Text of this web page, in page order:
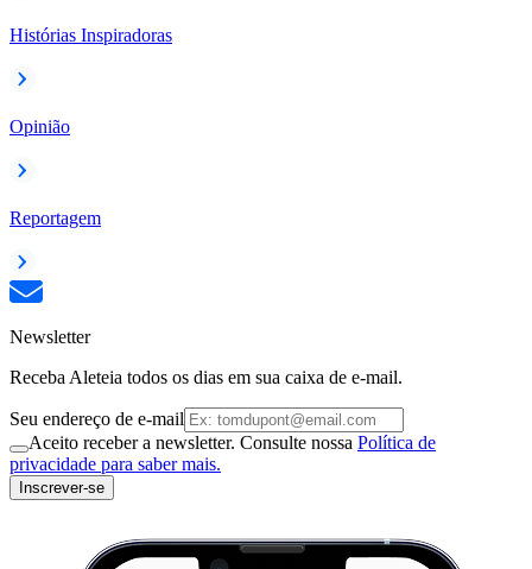
Histórias Inspiradoras
Opinião
Reportagem
Newsletter
Receba Aleteia todos os dias em sua caixa de e-mail.
Seu endereço de e-mail
Aceito receber a newsletter. Consulte nossa Política de
privacidade para saber mais.
Inscrever-se